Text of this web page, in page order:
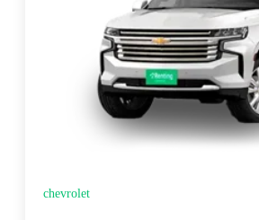
chevrolet